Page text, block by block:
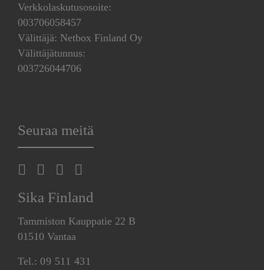
Verkkolaskutusosoite:
003706058457
Välittäjä: Netbox Finland Oy
Välittäjätunnus:
003726044706
Seuraa meitä
Sika Finland
Tammiston Kauppatie 22 B
01510 Vantaa
Tel.: 09 511 431